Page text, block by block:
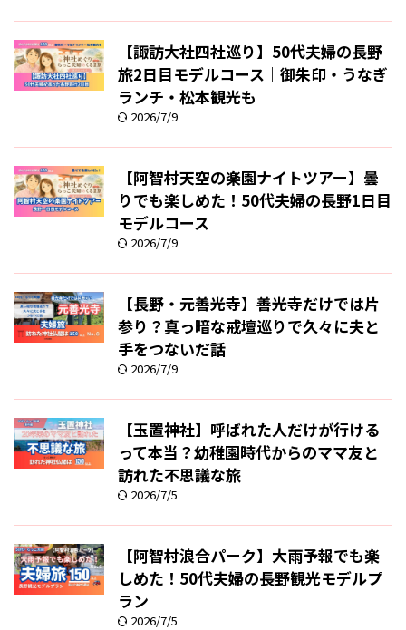
【諏訪大社四社巡り】50代夫婦の長野
旅2日目モデルコース｜御朱印・うなぎ
ランチ・松本観光も
2026/7/9
【阿智村天空の楽園ナイトツアー】曇
りでも楽しめた！50代夫婦の長野1日目
モデルコース
2026/7/9
【長野・元善光寺】善光寺だけでは片
参り？真っ暗な戒壇巡りで久々に夫と
手をつないだ話
2026/7/9
【玉置神社】呼ばれた人だけが行ける
って本当？幼稚園時代からのママ友と
訪れた不思議な旅
2026/7/5
【阿智村浪合パーク】大雨予報でも楽
しめた！50代夫婦の長野観光モデルプ
ラン
2026/7/5